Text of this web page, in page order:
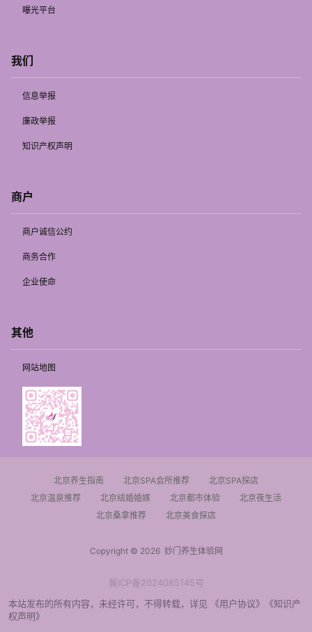
曝光平台
我们
信息举报
廉政举报
知识产权声明
商户
商户诚信公约
商务合作
企业使命
其他
网站地图
北京养生指南 北京SPA会所推荐
北京SPA探店
北京温泉推荐
北京结婚婚嫁 北京都市体验
北京夜生活
北京桑拿推荐
北京美食探店
Copyright © 2026妙门养生体验网
冀ICP备2024085145号
本站发布的所有内容，未经许可，不得转载，详见
《用户协议》
《知识产
权声明》